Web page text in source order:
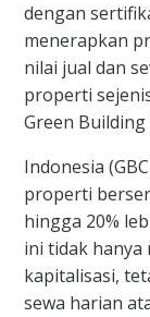
dengan
menerapkan
nilai jual dan
properti
Green Building
Indonesia
properti
hingga 20%
ini tidak
kapitalisasi,
sewa harian